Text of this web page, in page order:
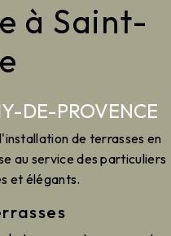
à Saint-
DE-PROVENCE
de terrasses en
au service des particuliers
et élégants.